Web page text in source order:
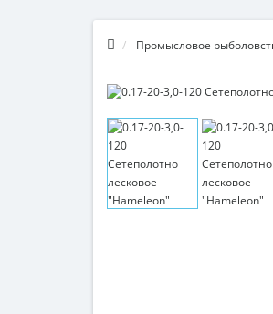
Промысловое